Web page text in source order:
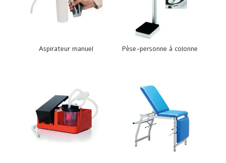
Aspirateur manuel Pèse-personne à colonne